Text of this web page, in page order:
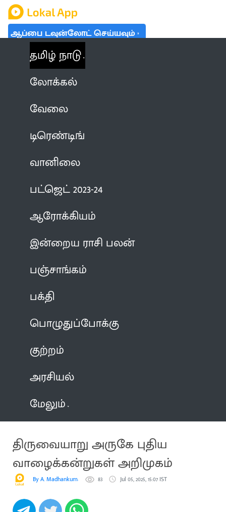
ஆப்பை டவுன்லோட் செய்யவும்
தமிழ் நாடு
லோக்கல்
வேலை
டிரெண்டிங்
வானிலை
பட்ஜெட் 2023-24
ஆரோக்கியம்
இன்றைய ராசி பலன்
பஞ்சாங்கம்
பக்தி
பொழுதுப்போக்கு
குற்றம்
அரசியல்
மேலும்
திருவையாறு அருகே புதிய
வாழைக்கன்றுகள் அறிமுகம்
By A. Madhankumar 83 Jul 05, 2025, 15:07 IST